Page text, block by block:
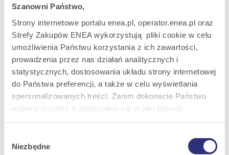
Szanowni Państwo,
Strony internetowe portalu enea.pl, operator.enea.pl oraz
Strefy Zakupów ENEA wykorzystują pliki cookie w celu
umożliwienia Państwu korzystania z ich zawartości,
prowadzenia przez nas działań analitycznych i
statystycznych, dostosowania układu strony internetowej
do Państwa preferencji, a także w celu wyświetlania
spersonalizowanych treści. Zanim dokonacie Państwo
wyboru prosimy o zapoznanie się w jaki sposób
Szczegółowe informacje na ten temat znajdziecie
zgody
Niezbędne
Informacje dla dziennikarzy
Najnowsze informacje prasowe i
nowości z Grupy Enea w Twojej
skrzynce e-mail.
Zapisz się
Załączniki